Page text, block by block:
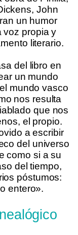
John
un humor
voz propia y
literario.
del libro en
un mundo
mundo vasco
nos resulta
que nos
el propio.
a escribir
del universo
como si a su
del tiempo,
póstumos:
entero».